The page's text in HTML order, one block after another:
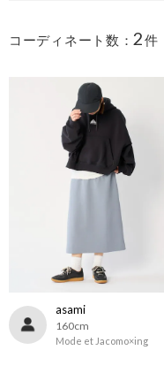
コーディネート数： 2件
asami
160cm
Mode et Jacomo×ing